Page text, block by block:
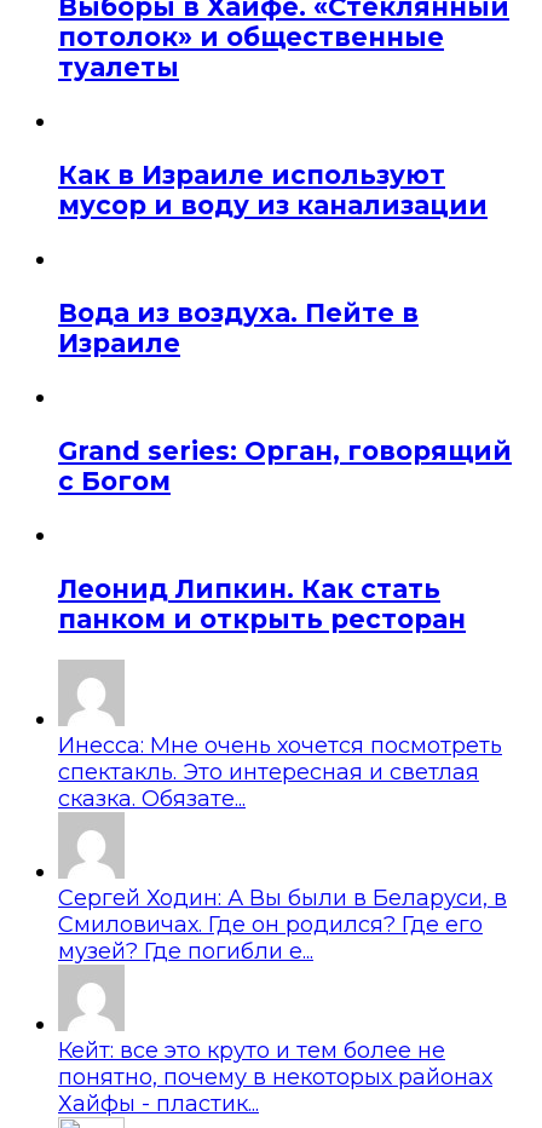
Выборы в Хайфе. «Стеклянный
потолок» и общественные
туалеты
Как в Израиле используют
мусор и воду из канализации
Вода из воздуха. Пейте в
Израиле
Grand series: Орган, говорящий
с Богом
Леонид Липкин. Как стать
панком и открыть ресторан
Инесса: Мне очень хочется посмотреть
спектакль. Это интересная и светлая
сказка. Обязате...
Сергей Ходин: А Вы были в Беларуси, в
Смиловичах. Где он родился? Где его
музей? Где погибли е...
Кейт: все это круто и тем более не
понятно, почему в некоторых районах
Хайфы - пластик...